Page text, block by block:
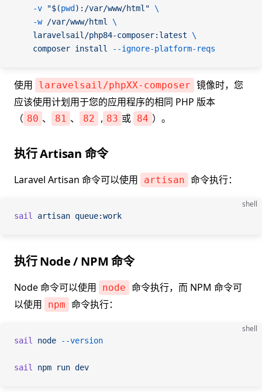
    -v
"$(pwd ):/var/www/html" \
    -w
/var/www/html
\
    laravelsail/php84-composer:latest
\
    composer
install --ignore-platform-reqs
使用 laravelsail/phpXX-composer 镜像时，您
应该使用计划用于您的应用程序的相同 PHP 版本
（ 80 、 81 、 82 , 83 或 84 ）。
执行 Artisan 命令
Laravel Artisan 命令可以使用 artisan 命令执行：
shell
sail artisan queue:work
执行 Node / NPM 命令
Node 命令可以使用 node 命令执行，而 NPM 命令可
以使用
npm 命令执行：
shell
sail node --version
sail npm run dev